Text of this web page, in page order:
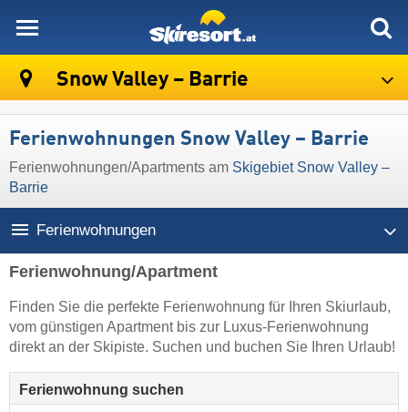
Snow Valley – Barrie
Ferienwohnungen Snow Valley – Barrie
Ferienwohnungen/Apartments am Skigebiet Snow Valley –
Barrie
Ferienwohnungen
Ferienwohnung/Apartment
Finden Sie die perfekte Ferienwohnung für Ihren Skiurlaub,
vom günstigen Apartment bis zur Luxus-Ferienwohnung
direkt an der Skipiste. Suchen und buchen Sie Ihren Urlaub!
Ferienwohnung suchen